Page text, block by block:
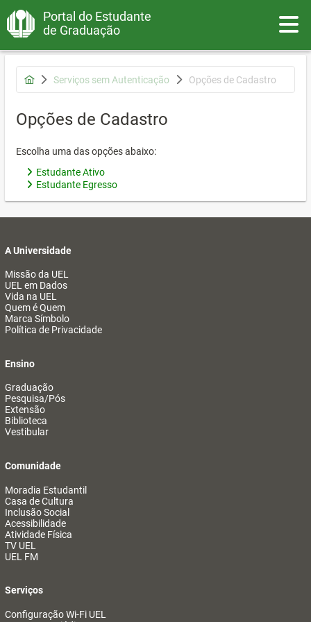
Portal do Estudante
de Graduação
Serviços sem Autenticação Opções de Cadastro
Opções de Cadastro
Escolha uma das opções abaixo:
Estudante Ativo
Estudante Egresso
A Universidade
Missão da UEL
UEL em Dados
Vida na UEL
Quem é Quem
Marca Símbolo
Política de Privacidade
Ensino
Graduação
Pesquisa/Pós
Extensão
Biblioteca
Vestibular
Comunidade
Moradia Estudantil
Casa de Cultura
Inclusão Social
Acessibilidade
Atividade Física
TV UEL
UEL FM
Serviços
Configuração Wi-Fi UEL